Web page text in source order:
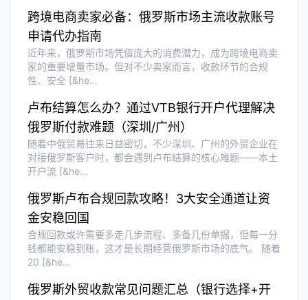
跨境电商卖家必备：俄罗斯市场主流收款账号
申请代办指南
近年来，俄罗斯市场凭借庞大的消费潜力，成为跨境电商卖
家的重要增量市场。但对不少卖家而言，收款环节的合规
性、安全 [&he…
卢布结算怎么办？通过VTB银行开户代理解决
俄罗斯付款难题（深圳/广州）
随着中俄贸易往来日益密切，不少深圳、广州的外贸企业在
对接俄罗斯客户时，都会遇到卢布结算的核心难题——本土
开户流 [&he…
俄罗斯卢布合规回款攻略！3大安全通道让资
金安稳回国
合规回款或许需要多走几步流程、多备几份单据，但每一分
钱都能安稳到账，这才是长期经营俄罗斯市场的底气。 随着
20 [&he…
俄罗斯外贸收款常见问题汇总（银行选择+开